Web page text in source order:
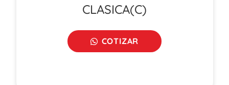
CLASICA(C)
COTIZAR